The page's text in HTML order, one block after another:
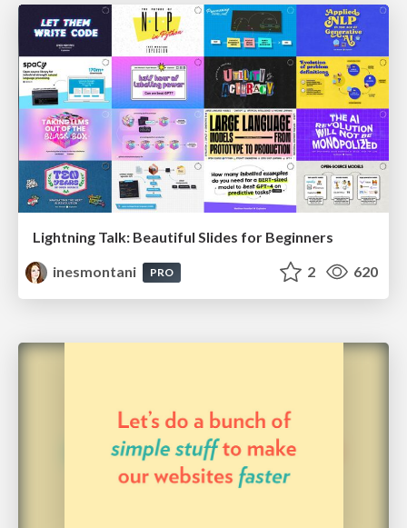
Lightning Talk: Beautiful Slides for Beginners
inesmontani
PRO 2 620